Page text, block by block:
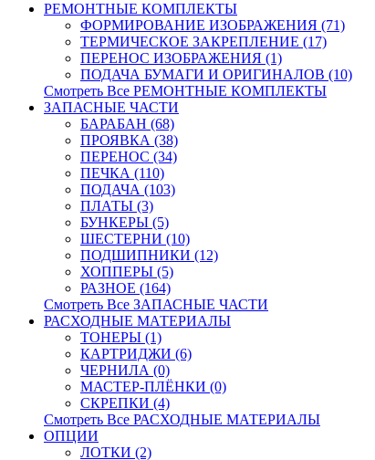
РЕМОНТНЫЕ КОМПЛЕКТЫ
ФОРМИРОВАНИЕ ИЗОБРАЖЕНИЯ (71)
ТЕРМИЧЕСКОЕ ЗАКРЕПЛЕНИЕ (17)
ПЕРЕНОС ИЗОБРАЖЕНИЯ (1)
ПОДАЧА БУМАГИ И ОРИГИНАЛОВ (10)
Смотреть Все РЕМОНТНЫЕ КОМПЛЕКТЫ
ЗАПАСНЫЕ ЧАСТИ
БАРАБАН (68)
ПРОЯВКА (38)
ПЕРЕНОС (34)
ПЕЧКА (110)
ПОДАЧА (103)
ПЛАТЫ (3)
БУНКЕРЫ (5)
ШЕСТЕРНИ (10)
ПОДШИПНИКИ (12)
ХОППЕРЫ (5)
РАЗНОЕ (164)
Смотреть Все ЗАПАСНЫЕ ЧАСТИ
РАСХОДНЫЕ МАТЕРИАЛЫ
ТОНЕРЫ (1)
КАРТРИДЖИ (6)
ЧЕРНИЛА (0)
МАСТЕР-ПЛЁНКИ (0)
СКРЕПКИ (4)
Смотреть Все РАСХОДНЫЕ МАТЕРИАЛЫ
ОПЦИИ
ЛОТКИ (2)